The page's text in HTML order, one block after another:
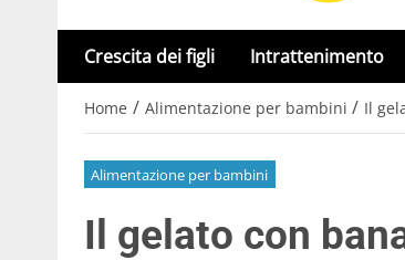
Crescita dei figli Intrattenimento
Home / Alimentazione per bambini / Il
Alimentazione per bambini
Il gelato con